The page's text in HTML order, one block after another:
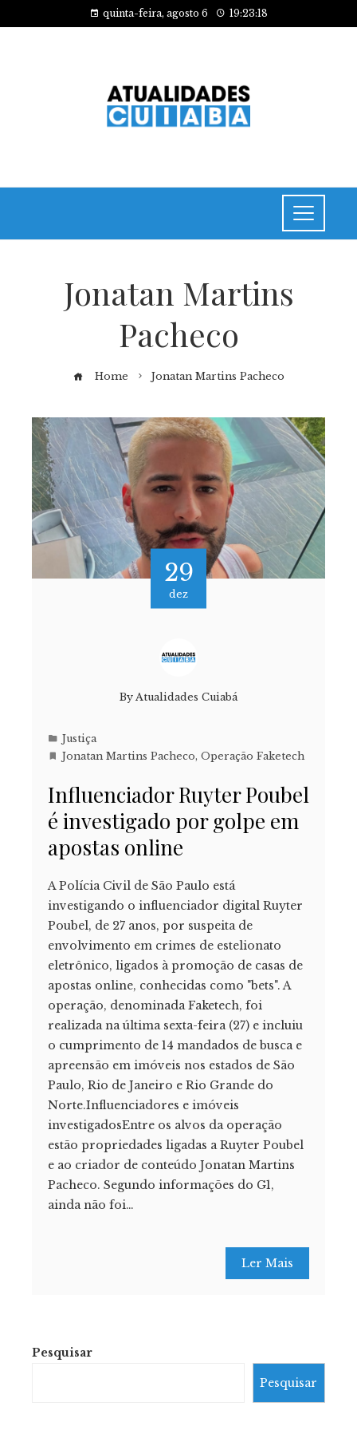
quinta-feira, agosto 6 19:23:18
Jonatan Martins
Pacheco
Home Jonatan Martins Pacheco
29
dez
By Atualidades Cuiabá
Justiça
Jonatan Martins Pacheco, Operação Faketech
Influenciador Ruyter Poubel
é investigado por golpe em
apostas online
A Polícia Civil de São Paulo está
investigando o influenciador digital Ruyter
Poubel, de 27 anos, por suspeita de
envolvimento em crimes de estelionato
eletrônico, ligados à promoção de casas de
apostas online, conhecidas como "bets". A
operação, denominada Faketech, foi
realizada na última sexta-feira (27) e incluiu
o cumprimento de 14 mandados de busca e
apreensão em imóveis nos estados de São
Paulo, Rio de Janeiro e Rio Grande do
Norte.Influenciadores e imóveis
investigadosEntre os alvos da operação
estão propriedades ligadas a Ruyter Poubel
e ao criador de conteúdo Jonatan Martins
Pacheco. Segundo informações do G1,
ainda não foi…
Ler Mais
Pesquisar
Pesquisar